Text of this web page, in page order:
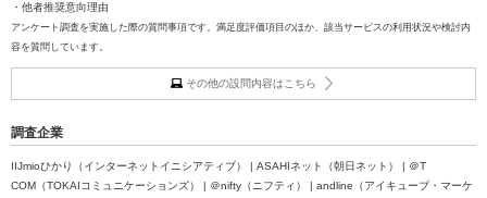
・他者推奨意向理由
アンケート調査を実施した際の質問事項です。満足度評価項目のほか、該当サービスの利用状況や検討内
容を質問しています。
その他の設問内容はこちら
調査企業
IIJmioひかり（インターネットイニシアティブ） | ASAHIネット（朝日ネット） | ＠T
COM（TOKAIコミュニケーションズ） | ＠nifty（ニフティ） | andline（アイキューブ・マーケ